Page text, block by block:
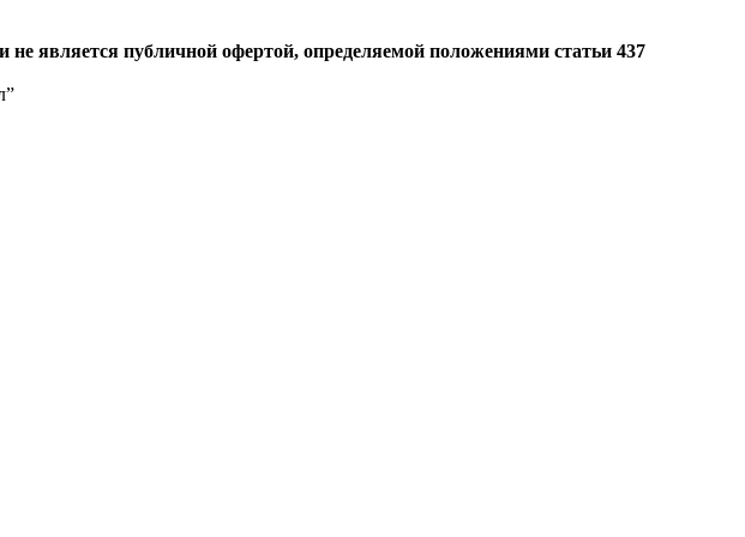
является публичной офертой, определяемой положениями статьи 437